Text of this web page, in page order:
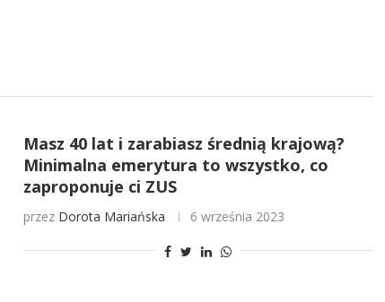
Masz 40 lat i zarabiasz średnią krajową?
Minimalna emerytura to wszystko, co
zaproponuje ci ZUS
przez Dorota Mariańska 6 września 2023